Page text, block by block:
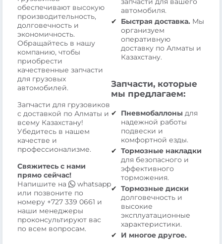
обеспечивают высокую
производительность,
долговечность и
экономичность.
Обращайтесь в нашу
компанию, чтобы
приобрести
качественные запчасти
для грузовых
автомобилей.
Запчасти для грузовиков
с доставкой по Алматы и
всему Казахстану!
Убедитесь в нашем
качестве и
профессионализме.
Свяжитесь с нами
прямо сейчас!
Напишите на
whatsapp
или позвоните по
номеру +727 339 0661 и
наши менеджеры
проконсультируют вас
по всем вопросам.
автомобиля.
Быстрая доставка. Мы
организуем
оперативную
доставку по Алматы и
Казахстану.
Запчасти, которые
мы предлагаем:
Пневмобаллоны для
надежной работы
подвески и
комфортной езды.
Тормозные накладки
для безопасного и
эффективного
торможения.
Тормозные диски
долговечность и
высокие
эксплуатационные
характеристики.
И многое другое.